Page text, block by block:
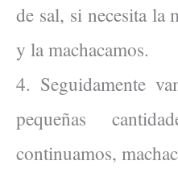
de sal, si necesita la
y la machacamos.
4. Seguidamente
pequeñas
continuamos,